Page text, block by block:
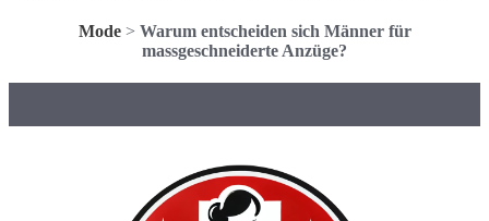
Mode> Warum entscheiden sich Männer für
massgeschneiderte Anzüge?